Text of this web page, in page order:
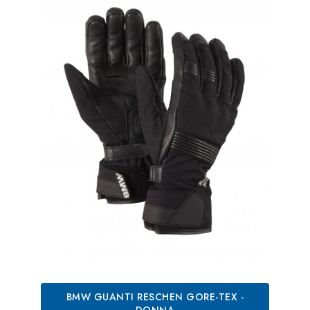
BMW GUANTI RESCHEN GORE-TEX -